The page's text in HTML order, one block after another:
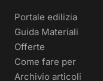
Portale edilizia
Guida Materiali
Offerte
Come fare per
Archivio articoli